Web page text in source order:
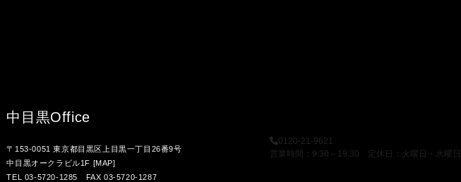
中目黒Office
〒153-0051 東京都目黒区上目黒一丁目26番9号
中目黒オークラビル1F [MAP]
TEL 03-5720-1285 FAX 03-5720-1287
0120-21-9621
営業時間：9:30～19:30 定休日：火曜日・水曜日